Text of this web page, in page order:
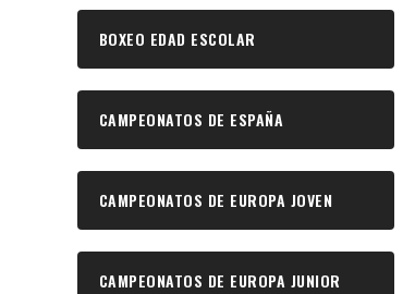
BOXEO EDAD ESCOLAR
CAMPEONATOS DE ESPAÑA
CAMPEONATOS DE EUROPA JOVEN
CAMPEONATOS DE EUROPA JUNIOR